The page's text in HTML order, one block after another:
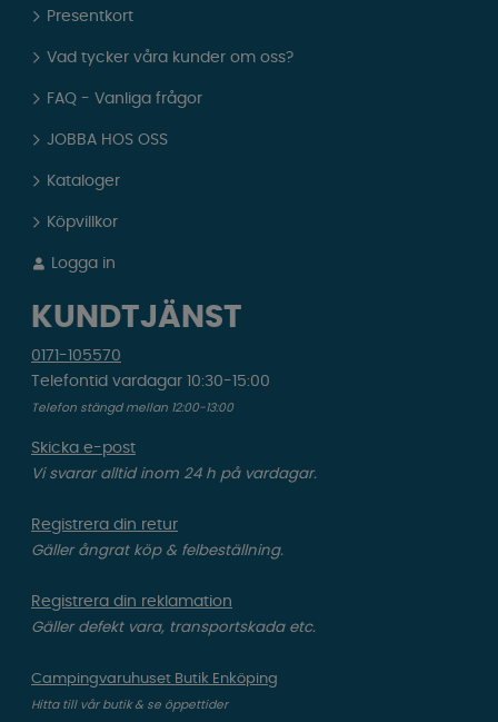
Presentkort
Vad tycker våra kunder om oss?
FAQ - Vanliga frågor
JOBBA HOS OSS
Kataloger
Köpvillkor
Logga in
KUNDTJÄNST
0171-105570
Telefontid vardagar 10:30-15:00
Telefon stängd mellan 12:00-13:00
Skicka e-post
Vi svarar alltid inom 24 h på vardagar.
Registrera din retur
Gäller ångrat köp & felbeställning.
Registrera din reklamation
Gäller defekt vara, transportskada etc.
Campingvaruhuset Butik Enköping
Hitta till vår butik & se öppettider